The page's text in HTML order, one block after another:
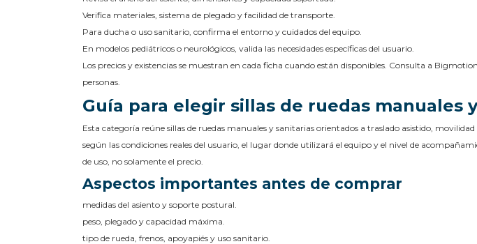
Verifica materiales, sistema de plegado y facilidad de transporte.
Para ducha o uso sanitario, confirma el entorno y cuidados del equipo.
En modelos pediátricos o neurológicos, valida las necesidades específicas del usuario.
Los precios y existencias se muestran en cada ficha cuando están disponibles. Consulta a
personas.
Guía para elegir sillas de ruedas manuales
Esta categoría reúne sillas de ruedas manuales y sanitarias orientados a traslado asistido,
según las condiciones reales del usuario, el lugar donde utilizará el equipo y el nivel de
de uso, no solamente el precio.
Aspectos importantes antes de comprar
medidas del asiento y soporte postural.
peso, plegado y capacidad máxima.
tipo de rueda, frenos, apoyapiés y uso sanitario.